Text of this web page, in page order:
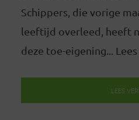
Schippers, die vorige
leeftijd overleed, heeft
deze toe-eigening...
LEES